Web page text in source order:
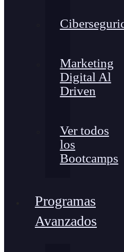
Marketing
Digital Al
Driven
Ver todos
los
Bootcamps
Programas
Avanzados